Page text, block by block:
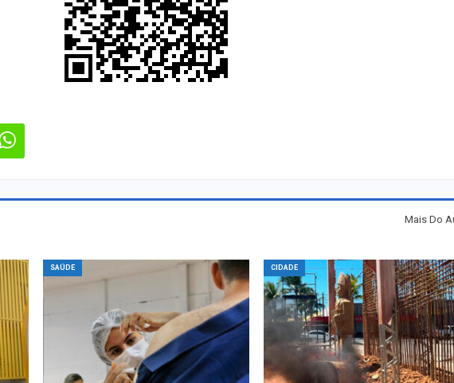
Mais Do
SAÚDE CIDADE